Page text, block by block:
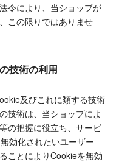
令により、当ショップが
この限りではありませ
技術の利用
及びこれに類する技術
技術は、当ショップによ
の把握に役立ち、サービ
効化されたいユーザー
ことによりCookieを無効